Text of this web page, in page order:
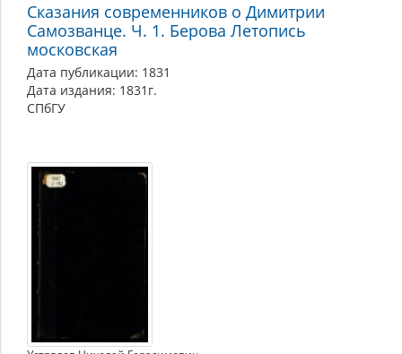
Сказания современников о Димитрии
Самозванце. Ч. 1. Берова Летопись
московская
Дата публикации: 1831
Дата издания: 1831г.
СПбГУ